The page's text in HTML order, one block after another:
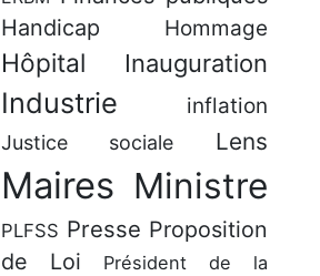
Handicap
Hommage
Hôpital Inauguration
Industrie inflation
Justice sociale Lens
Maires Ministre
PLFSS Presse Proposition
de Loi
Président de la